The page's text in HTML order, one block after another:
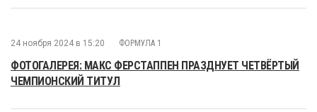
24 ноября 2024 в 15:20 ФОРМУЛА 1
ФОТОГАЛЕРЕЯ: МАКС ФЕРСТАППЕН ПРАЗДНУЕТ ЧЕТВЁРТЫЙ
ЧЕМПИОНСКИЙ ТИТУЛ